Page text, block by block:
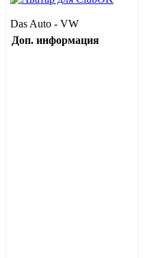
Das Auto - VW
Доп. информация